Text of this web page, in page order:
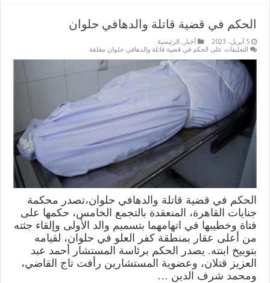
الحكم في قضية قاتلة والدهافي حلوان
5 أبريل، 2023 أخبار , الرئيسية
التعليقات على الحكم في قضية قاتلة والدهافي حلوان مغلقة
الحكم في قضية قاتلة والدهافي حلوان،تصدر محكمة
جنايات القاهرة، المنعقدة بالتجمع الخامس، حكمها على
فتاة وخطيبها في اتهامهما بتسميم والد الأولى وإلقاء جثته
من أعلى عقار بمنطقة كفر العلو في حلوان، لقيامه
بتوبيخ ابنته. يصدر الحكم برئاسة المستشار أحمد عبد
العزيز قتلان، وعضوية المستشارين رأفت تاج القاضي،
ومحمد شرف الدين …